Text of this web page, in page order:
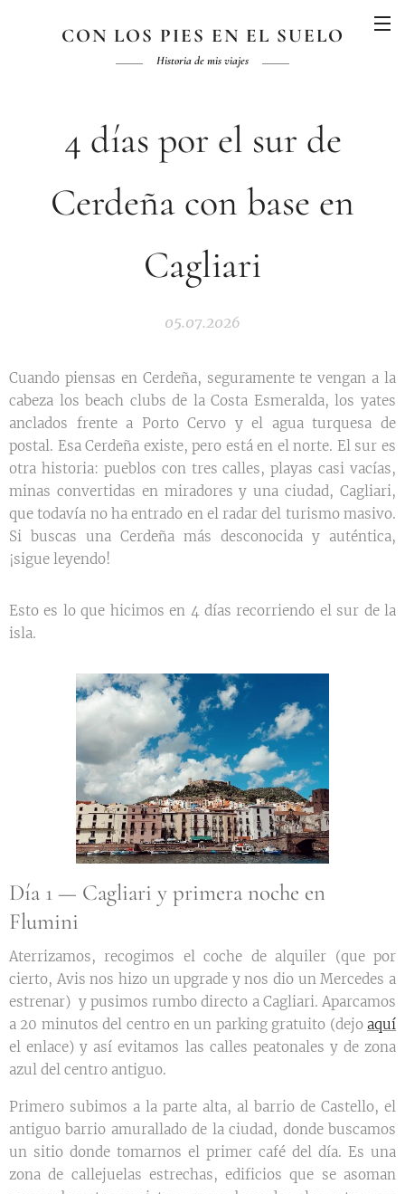
CON LOS PIES EN EL SUELO
Historia de mis viajes
4 días por el sur de
Cerdeña con base en
Cagliari
05.07.2026
Cuando piensas en Cerdeña, seguramente te vengan a la
cabeza los beach clubs de la Costa Esmeralda, los yates
anclados frente a Porto Cervo y el agua turquesa de
postal. Esa Cerdeña existe, pero está en el norte. El sur es
otra historia: pueblos con tres calles, playas casi vacías,
minas convertidas en miradores y una ciudad, Cagliari,
que todavía no ha entrado en el radar del turismo masivo.
Si buscas una Cerdeña más desconocida y auténtica,
¡sigue leyendo!
Esto es lo que hicimos en 4 días recorriendo el sur de la
isla.
Día 1 — Cagliari y primera noche en
Flumini
Aterrizamos, recogimos el coche de alquiler (que por
cierto, Avis nos hizo un upgrade y nos dio un Mercedes a
estrenar) y pusimos rumbo directo a Cagliari. Aparcamos
a 20 minutos del centro en un parking gratuito (dejo aquí
el enlace) y así evitamos las calles peatonales y de zona
azul del centro antiguo.
Primero subimos a la parte alta, al barrio de Castello, el
antiguo barrio amurallado de la ciudad, donde buscamos
un sitio donde tomarnos el primer café del día. Es una
zona de callejuelas estrechas, edificios que se asoman